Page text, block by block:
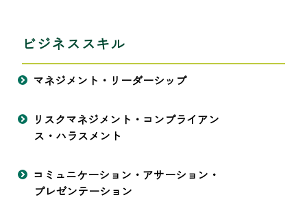
ビジネススキル
マネジメント・リーダーシップ
リスクマネジメント・コンプライアン
ス・ハラスメント
コミュニケーション・アサーション・
プレゼンテーション